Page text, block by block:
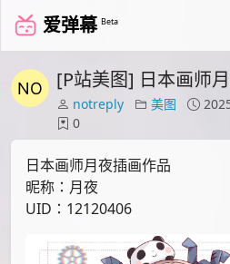
爱弹幕 Beta
[P站美图] 日本画师
notreply 美图
0
日本画师月夜插画作品
昵称：月夜
UID：12120406